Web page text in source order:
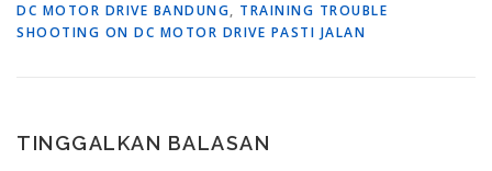
DC MOTOR DRIVE BANDUNG, TRAINING TROUBLE
SHOOTING ON DC MOTOR DRIVE PASTI JALAN
TINGGALKAN BALASAN